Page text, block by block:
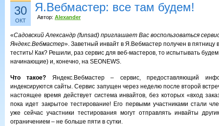
30
ОКТ
Я.Вебмастер: все там будем!
Автор: Alexander
«Садовский Александр (funsad) приглашает Вас воспользоваться
Яндекс.Вебмастер». Заветный инвайт в Я.Вебмастер получен в пятницу
тестить! Как? Решили, раз сервис для веб-мастеров, то испытывать
начинающие) и, конечно, на SEONEWS.
Что такое? Яндекс.Вебмастер – сервис, предоставляющий
индексируются сайты. Сервис запущен через неделю после второй
настоящее время действует система инвайтов, без которых «вход
пока идет закрытое тестирование! Его первыми участниками стали
уже сейчас участники тестирования могут отправлять инвайты
ограничением – не больше пяти в сутки.